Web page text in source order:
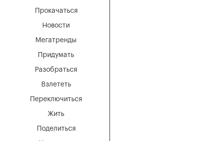
Мегатренды
Придумать
Разобраться
Взлететь
Новости
Переключиться
Жить
Поделиться
Прокачаться